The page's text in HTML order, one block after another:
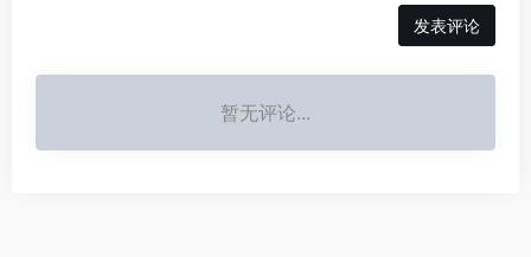
发表评论
暂无评论...